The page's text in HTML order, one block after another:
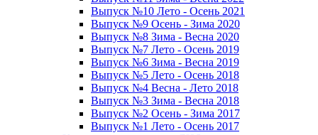
Выпуск №10 Лето - Осень 2021
Выпуск №9 Осень - Зима 2020
Выпуск №8 Зима - Весна 2020
Выпуск №7 Лето - Осень 2019
Выпуск №6 Зима - Весна 2019
Выпуск №5 Лето - Осень 2018
Выпуск №4 Весна - Лето 2018
Выпуск №3 Зима - Весна 2018
Выпуск №2 Осень - Зима 2017
Выпуск №1 Лето - Осень 2017